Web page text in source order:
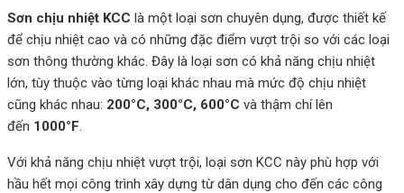
Sơn chịu nhiệt KCC là một loại sơn chuyên dụng, được thiết kế
để chịu nhiệt cao và có những đặc điểm vượt trội so với các loại
sơn thông thường khác. Đây là loại sơn có khả năng chịu nhiệt
lớn, tùy thuộc vào từng loại khác nhau mà mức độ chịu nhiệt
cũng khác nhau: 200°C, 300°C, 600°C và thậm chí lên
đến 1000°F.
Với khả năng chịu nhiệt vượt trội, loại sơn KCC này phù hợp với
hầu hết mọi công trình xây dựng từ dân dụng cho đến các công